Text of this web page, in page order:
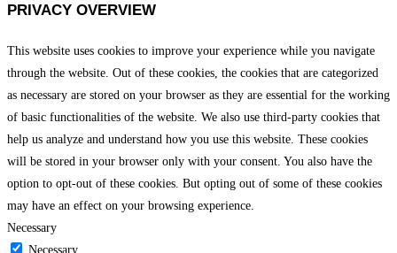
PRIVACY OVERVIEW
This website uses cookies to improve your experience while you navigate
through the website. Out of these cookies, the cookies that are categorized
as necessary are stored on your browser as they are essential for the working
of basic functionalities of the website. We also use third-party cookies that
help us analyze and understand how you use this website. These cookies
will be stored in your browser only with your consent. You also have the
option to opt-out of these cookies. But opting out of some of these cookies
may have an effect on your browsing experience.
Necessary
Necessary